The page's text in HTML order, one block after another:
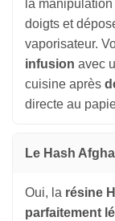
la
doigts et
vaporisateur.
infusion avec
cuisine après
directe au
Le Hash
Oui, la résine
parfaitement